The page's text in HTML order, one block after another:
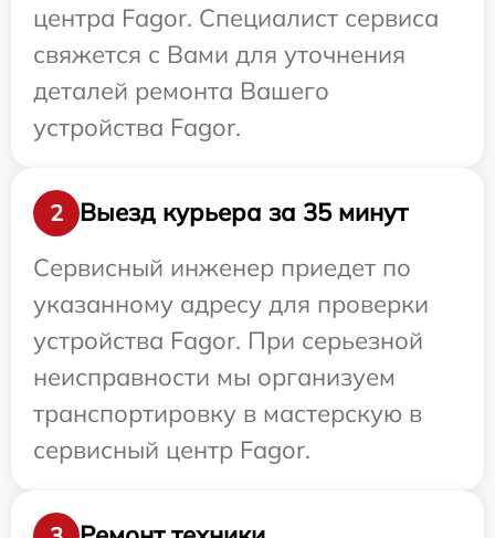
центра Fagor. Специалист сервиса
свяжется с Вами для уточнения
деталей ремонта Вашего
устройства Fagor.
2
Выезд курьера за 35 минут
Сервисный инженер приедет по
указанному адресу для проверки
устройства Fagor. При серьезной
неисправности мы организуем
транспортировку в мастерскую в
сервисный центр Fagor.